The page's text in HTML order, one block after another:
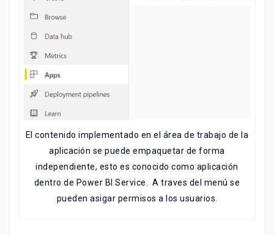
El contenido implementado en el área de trabajo de la
aplicación se puede empaquetar de forma
independiente, esto es conocido como aplicación
dentro de Power BI Service. A traves del menú se
pueden asigar permisos a los usuarios.